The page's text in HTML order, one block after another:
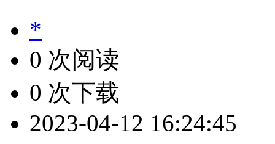
*
0 次阅读
0 次下载
2023-04-12 16:24:45